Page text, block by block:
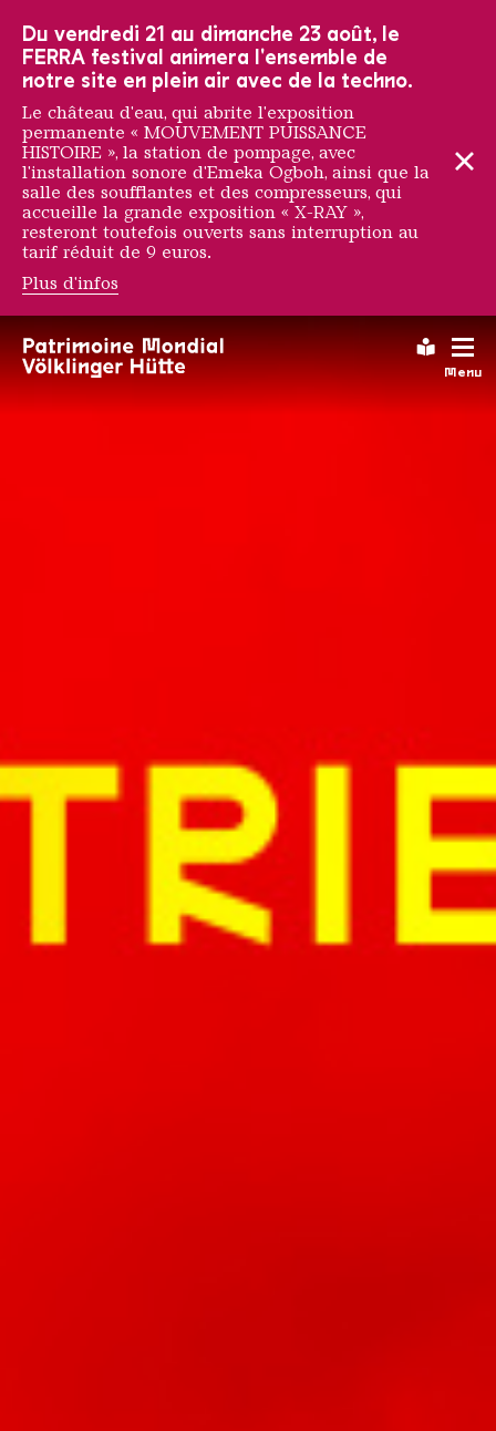
Menu
150 JAHRE -
Du vendredi 21 au dimanche 23 août, le
FERRA festival animera l'ensemble de
notre site en plein air avec de la techno.
Le château d'eau, qui abrite l'exposition
permanente « MOUVEMENT PUISSANCE
HISTOIRE », la station de pompage, avec
l'installation sonore d'Emeka Ogboh, ainsi que la
salle des soufflantes et des compresseurs, qui
accueille la grande exposition « X-RAY »,
resteront toutefois ouverts sans interruption au
tarif réduit de 9 euros.
Plus d'infos